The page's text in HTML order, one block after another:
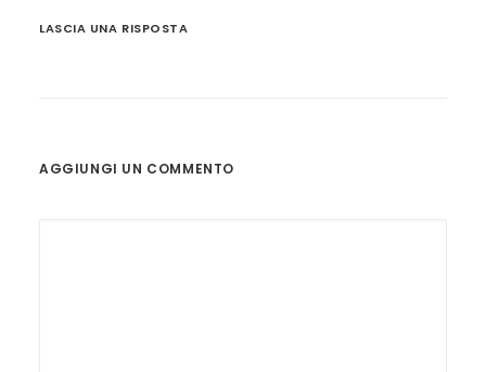
LASCIA UNA RISPOSTA
AGGIUNGI UN COMMENTO